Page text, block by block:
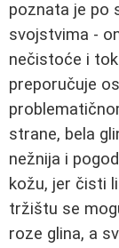
poznata je po
svojstvima -
nečistoće i
preporučuje
strane, bela
nežnija i
kožu, jer čisti
tržištu se
roze glina, a